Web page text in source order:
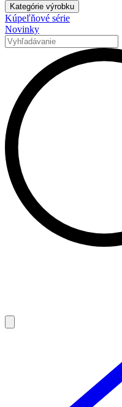
Kategórie výrobku
Kúpeľňové série
Novinky